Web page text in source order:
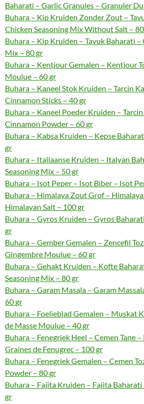
Baharati – Garlic Granules – Granuler
Buhara – Kip Kruiden Zonder Zout –
Chicken Seasoning Mix Without Salt –
Buhara – Kip Kruiden – Tavuk Baharati –
Mix – 80 gr
Buhara – Kentjour Gemalen – Kentjour
Moulue – 60 gr
Buhara – Kaneel Stok Kruiden – Tarcin
Cinnamon Sticks – 40 gr
Buhara – Kaneel Poeder Kruiden –
Cinnamon Powder – 60 gr
Buhara – Kabsa Kruiden – Kepse
gr
Buhara – Italiaanse Kruiden – Italyan
Seasoning Mix – 50 gr
Buhara – Isot Peper – Isot Biber – Isot
Buhara – Himalaya Zout Grof – Himalaya
Himalayan Salt – 100 gr
Buhara – Gyros Kruiden – Gyros
gr
Buhara – Gember Gemalen – Zencefil
Gingembre Moulue – 60 gr
Buhara – Gehakt Kruiden – Kofte
Seasoning Mix – 80 gr
Buhara – Garam Masala – Garam
60 gr
Buhara – Foelieblad Gemalen – Muskat
de Masse Moulue – 40 gr
Buhara – Fenegriek Heel – Cemen Tane –
Graines de Fenugrec – 100 gr
Buhara – Fenegriek Gemalen – Cemen
Powder – 80 gr
Buhara – Fajita Kruiden – Fajita Baharati
gr